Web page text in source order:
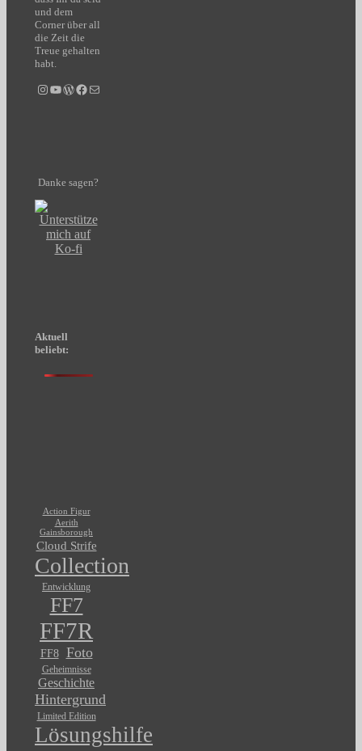
und dem
Corner über all
die Zeit die
Treue gehalten
habt.
Instagram
YouTube
WordPress
Facebook
E-Mail
Danke sagen?
Aktuell
beliebt:
Action Figur
Aerith
Gainsborough
Cloud Strife
Collection
Entwicklung
FF7
FF7R
FF8 Foto
Geheimnisse
Geschichte
Hintergrund
Limited Edition
Lösungshilfe